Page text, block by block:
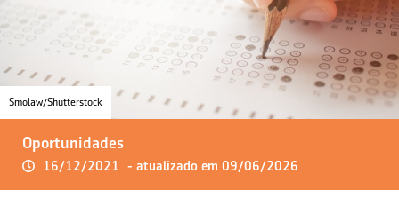
Smolaw/Shutterstock
Oportunidades
16/12/2021 - atualizado em 09/06/2026